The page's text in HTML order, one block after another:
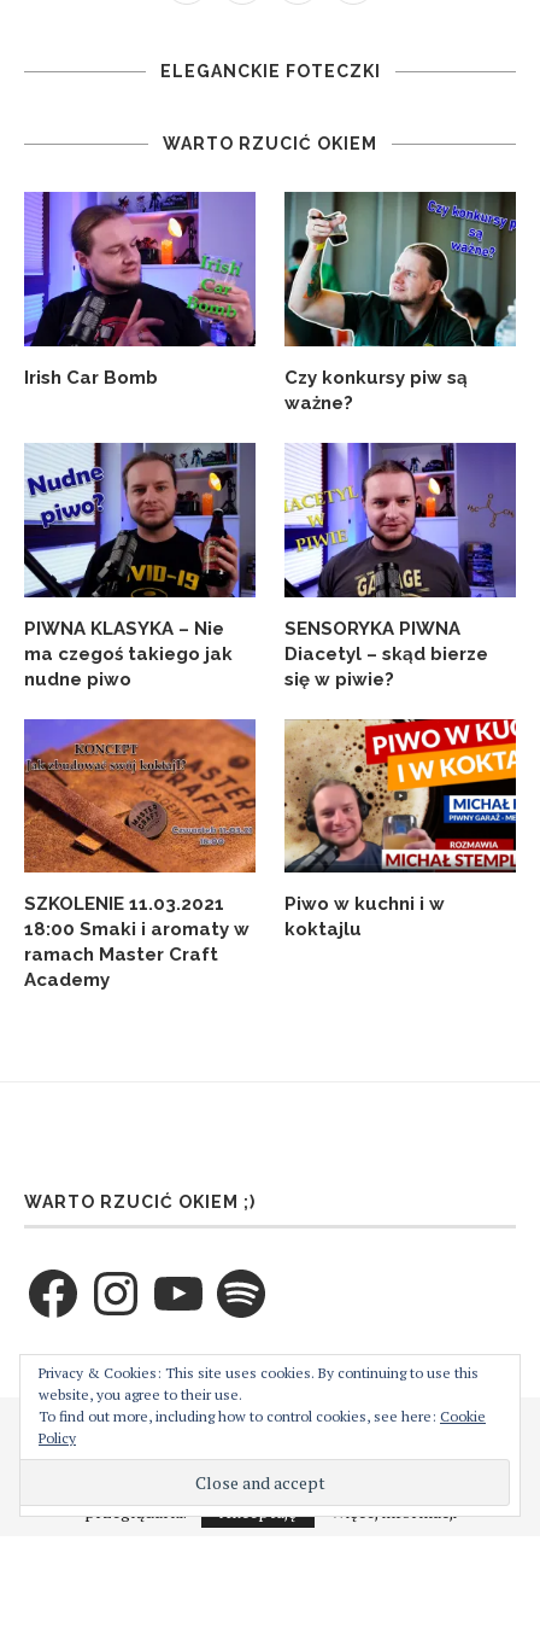
ELEGANCKIE FOTECZKI
WARTO RZUCIĆ OKIEM
Irish Car Bomb
Czy konkursy piw są
ważne?
PIWNA KLASYKA – Nie
ma czegoś takiego jak
nudne piwo
SENSORYKA PIWNA
Diacetyl – skąd bierze
się w piwie?
SZKOLENIE 11.03.2021
18:00 Smaki i aromaty w
ramach Master Craft
Academy
Piwo w kuchni i w
koktajlu
WARTO RZUCIĆ OKIEM ;)
FacebookInstagramYouTube Spotify
ZAPRENUMERUJ TEN BLOG PRZEZ E-MAIL
Wprowadź swój adres email aby zaprenumerować ten
blog i otrzymywać powiadomienia o nowych wpisach
przez email.
Cześć! Moja strona używa ciasteczek w celu bezproblemowego jej
działania. Podejrzewam, że nie jest to dla Ciebie problemem,
natomiast w każdej chwili możesz je wyłączyć z poziomu
przeglądarki.
Akceptuję Więcej informacji
Privacy & Cookies: This site uses cookies. By continuing to use this
website, you agree to their use.
To find out more, including how to control cookies, see here: Cookie
Policy